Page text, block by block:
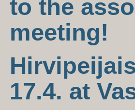
to the
meeting!
17.4. at